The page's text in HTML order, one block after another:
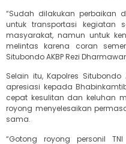
“Sudah dilakukan
untuk transportasi kegiatan
masyarakat, namun untuk
melintas karena coran
Situbondo AKBP Rezi
Selain itu, Kapolres Situbondo
apresiasi kepada
cepat kesulitan dan keluhan
royong menyelesaikan
sama.
“Gotong royong personil